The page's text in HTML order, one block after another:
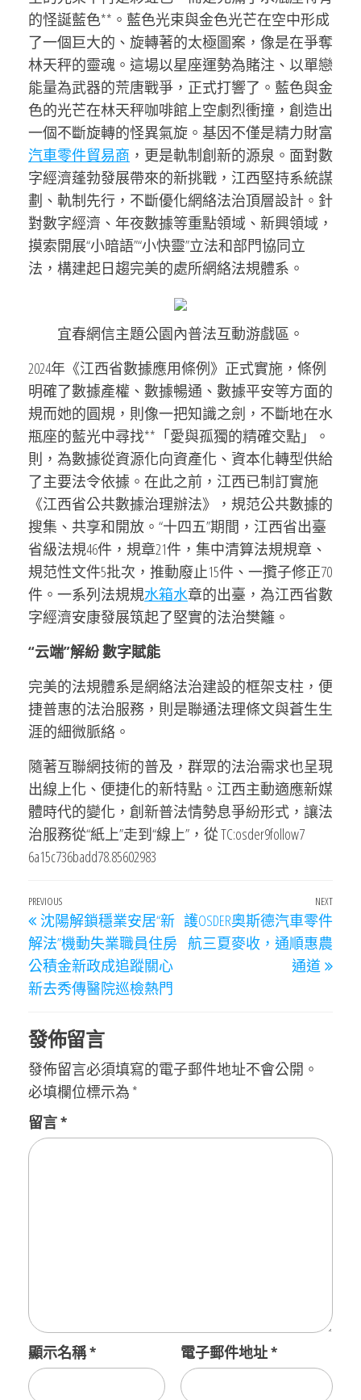
的怪誕藍色**。藍色光束與金色光芒在空中形成
了一個巨大的、旋轉著的太極圖案，像是在爭奪
林天秤的靈魂。這場以星座運勢為賭注、以單戀
能量為武器的荒唐戰爭，正式打響了。藍色與金
色的光芒在林天秤咖啡館上空劇烈衝撞，創造出
一個不斷旋轉的怪異氣旋。基因不僅是精力財富
汽車零件貿易商 ，更是軌制創新的源泉。面對數
字經濟蓬勃發展帶來的新挑戰，江西堅持系統謀
劃、軌制先行，不斷優化網絡法治頂層設計。針
對數字經濟、年夜數據等重點領域、新興領域，
摸索開展“小暗語”“小快靈”立法和部門協同立
法，構建起日趨完美的處所網絡法規體系。
宜春網信主題公園內普法互動游戲區。
2024年《江西省數據應用條例》正式實施，條例
明確了數據產權、數據暢通、數據平安等方面的
規而她的圓規，則像一把知識之劍，不斷地在水
瓶座的藍光中尋找**「愛與孤獨的精確交點」。
則，為數據從資源化向資產化、資本化轉型供給
了主要法令依據。在此之前，江西已制訂實施
《江西省公共數據治理辦法》，規范公共數據的
搜集、共享和開放。“十四五”期間，江西省出臺
省級法規46件，規章21件，集中清算法規規章、
規范性文件5批次，推動廢止15件、一攬子修正70
件。一系列法規規水箱水章的出臺，為江西省數
字經濟安康發展筑起了堅實的法治樊籬。
“云端”解紛 數字賦能
完美的法規體系是網絡法治建設的框架支柱，便
捷普惠的法治服務，則是聯通法理條文與蒼生生
涯的細微脈絡。
隨著互聯網技術的普及，群眾的法治需求也呈現
出線上化、便捷化的新特點。江西主動適應新媒
體時代的變化，創新普法情勢息爭紛形式，讓法
治服務從“紙上”走到“線上”，從 TC:osder9follow7
6a15c736badd78.85602983
文
章
導
覽
Previous
Post
PREVIOUS
沈陽解鎖穩業安居“新
解法”機動失業職員住房
公積金新政成追蹤關心
新去秀傳醫院巡檢熱門
Next
Post
NEXT
護OSDER奧斯德汽車零件
航三夏麥收，通順惠農
通道
發佈留言
發佈留言必須填寫的電子郵件地址不會公開。
必填欄位標示為 *
留言*
顯示名稱* 電子郵件地址*